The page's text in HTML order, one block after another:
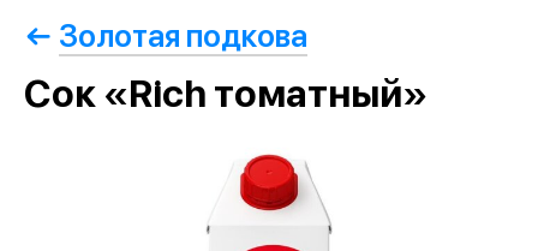
Золотая подкова
Сок «Rich томатный»